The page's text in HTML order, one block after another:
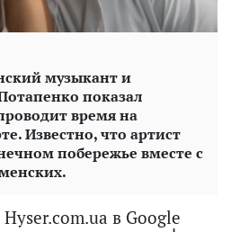
музыкант и
показал
время на
Известно, что артист
побережье вместе с
в Google